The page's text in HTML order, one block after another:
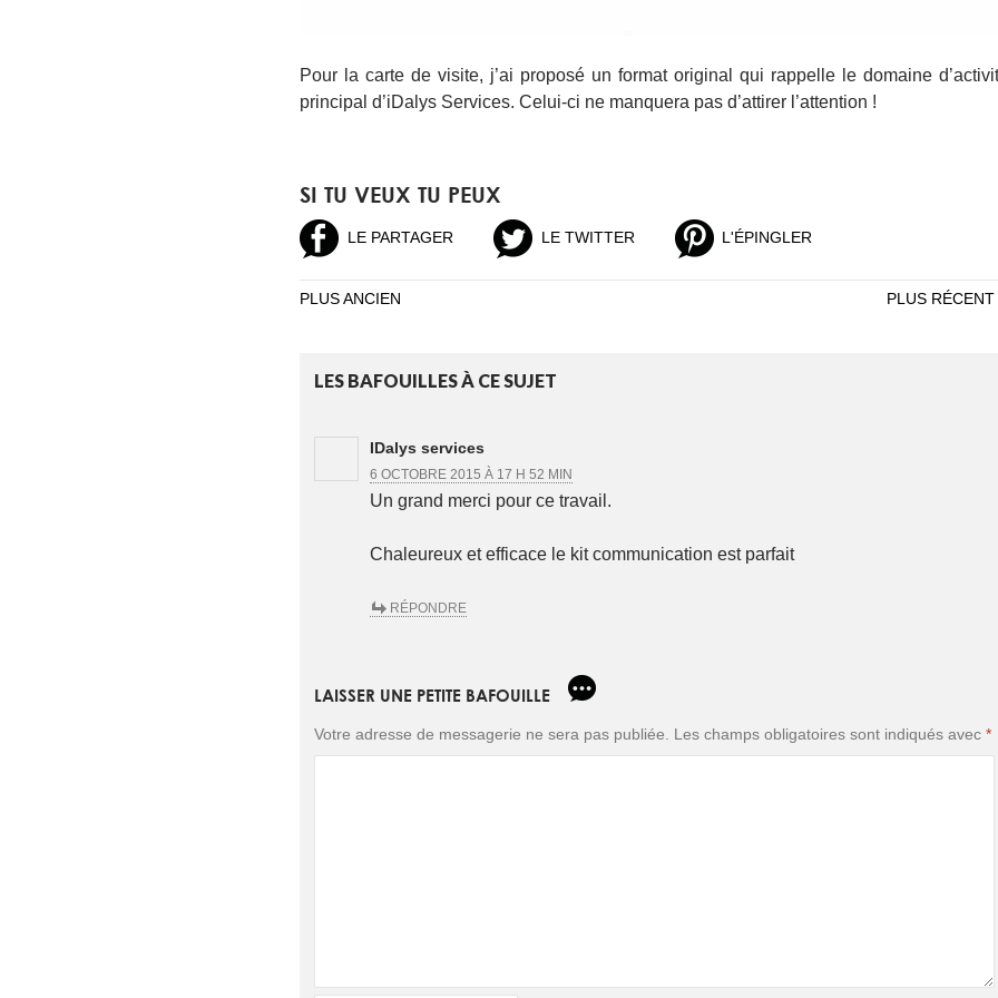
Pour la carte de visite, j’ai proposé un format original qui rappelle le domaine
principal d’iDalys Services. Celui-ci ne manquera pas d’attirer l’attention !
SI TU VEUX TU PEUX
LE PARTAGER LE TWITTER L'ÉPINGLER
NAVIGATION
ARTICLES
PLUS ANCIEN PLUS RÉCENT
LES BAFOUILLES À CE SUJET
IDalys services
6 OCTOBRE 2015 À 17 H 52 MIN
Un grand merci pour ce travail.
Chaleureux et efficace le kit communication est parfait
RÉPONDRE
LAISSER UNE PETITE BAFOUILLE
Votre adresse de messagerie ne sera pas publiée. Les champs obligatoires sont indiqués avec *